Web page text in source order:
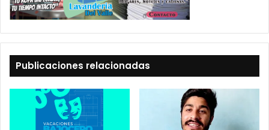
Publicaciones relacionadas